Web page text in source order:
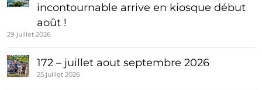
incontournable arrive en kiosque début
août !
29 juillet 2026
172 – juillet aout septembre 2026
25 juillet 2026